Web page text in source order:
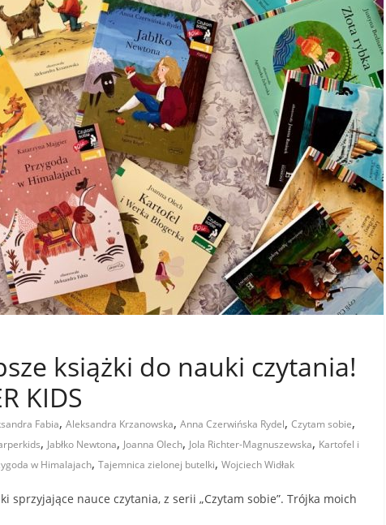
książki do nauki czytania!
KIDS
Fabia, Aleksandra Krzanowska, Anna Czerwińska Rydel, Czytam sobie,
, Jabłko Newtona, Joanna Olech, Jola Richter-Magnuszewska, Kartofel i
w Himalajach, Tajemnica zielonej butelki, Wojciech Widłak
sprzyjające nauce czytania, z serii „Czytam sobie”. Trójka moich